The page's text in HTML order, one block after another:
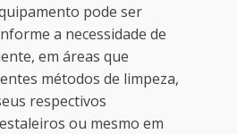
pode ser
a necessidade de
em áreas que
métodos de limpeza,
respectivos
ou mesmo em